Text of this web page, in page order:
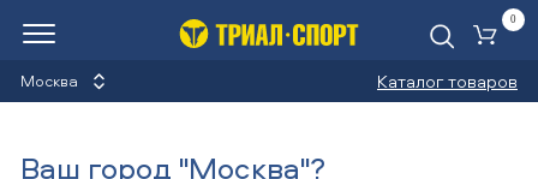
Москва Каталог товаров
0
Ваш город "Москва"?